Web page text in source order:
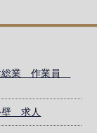
総業 作業員
求人